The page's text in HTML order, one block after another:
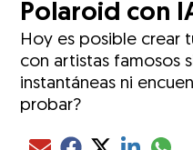
Polaroid con
Hoy es posible crear
con artistas famosos
instantáneas ni
probar?